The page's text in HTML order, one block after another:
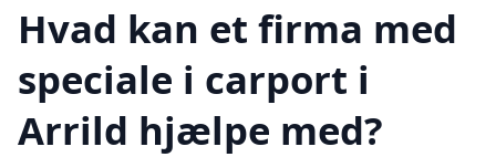
Hvad kan et firma med
speciale i carport i
Arrild hjælpe med?